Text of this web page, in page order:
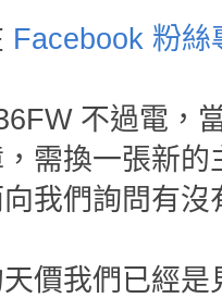
Facebook 粉絲
不過電，
需換一張新
我們詢問有沒
價我們已經